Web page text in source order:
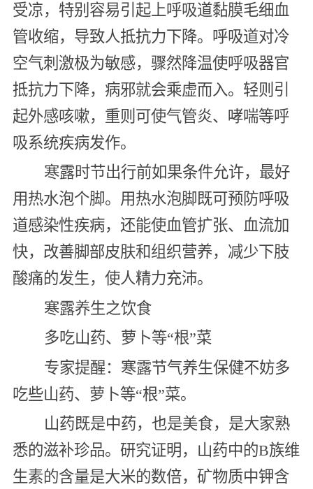
受凉，特别容易引起上呼吸道黏膜毛细血
管收缩，导致人抵抗力下降。呼吸道对冷
空气刺激极为敏感，骤然降温使呼吸器官
抵抗力下降，病邪就会乘虚而入。轻则引
起外感咳嗽，重则可使气管炎、哮喘等呼
吸系统疾病发作。
寒露时节出行前如果条件允许，最好
用热水泡个脚。用热水泡脚既可预防呼吸
道感染性疾病，还能使血管扩张、血流加
快，改善脚部皮肤和组织营养，减少下肢
酸痛的发生，使人精力充沛。
寒露养生之饮食
多吃山药、萝卜等“根”菜
专家提醒：寒露节气养生保健不妨多
吃些山药、萝卜等“根”菜。
山药既是中药，也是美食，是大家熟
悉的滋补珍品。研究证明，山药中的B族维
生素的含量是大米的数倍，矿物质中钾含